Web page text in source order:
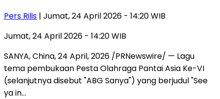
Pers Rilis | Jumat, 24 April 2026 - 14:20 WIB
Jumat, 24 April 2026 - 14:20 WIB
SANYA, China, 24 April, 2026 /PRNewswire/ — Lagu
tema pembukaan Pesta Olahraga Pantai Asia Ke-VI
(selanjutnya disebut "ABG Sanya") yang berjudul "See
ya in…